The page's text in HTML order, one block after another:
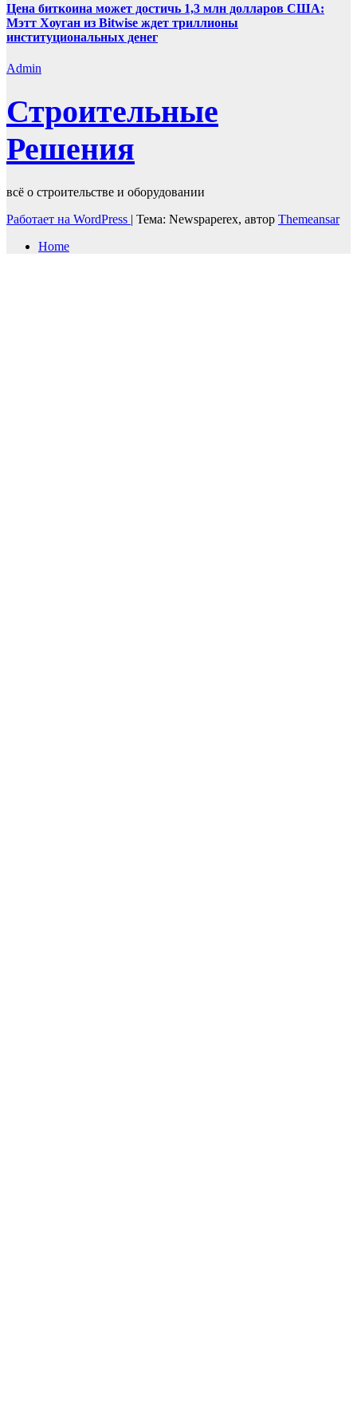
Цена биткоина может достичь 1,3 млн долларов США:
Мэтт Хоуган из Bitwise ждет триллионы
институциональных денег
Admin
Строительные
Решения
всё о строительстве и оборудовании
Работает на WordPress | Тема: Newspaperex, автор Themeansar
Home